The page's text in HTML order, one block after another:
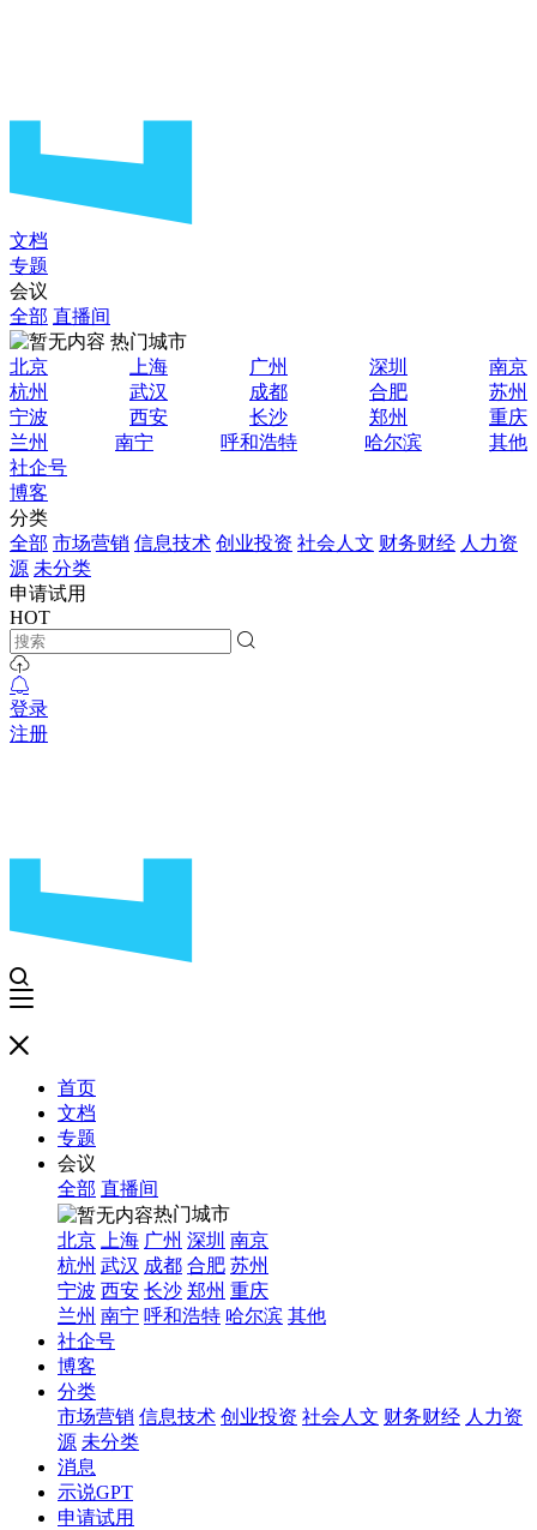
文档
专题
会议
全部 直播间
热门城市
北京
上海 广州 深圳
南京
杭州
武汉 成都 合肥
苏州
宁波
西安 长沙 郑州
重庆
兰州
南宁 呼和浩特 哈尔滨
其他
社企号
博客
分类
全部 市场营销 信息技术 创业投资 社会人文 财务财经 人力资
源 未分类
申请试用
HOT
登录
注册
首页
文档
专题
会议
全部 直播间
热门城市
北京
上海 广州 深圳 南京
杭州 武汉 成都 合肥 苏州
宁波 西安 长沙 郑州 重庆
兰州 南宁 呼和浩特 哈尔滨 其他
社企号
博客
分类
市场营销 信息技术 创业投资 社会人文 财务财经 人力资
源 未分类
消息
示说GPT
申请试用